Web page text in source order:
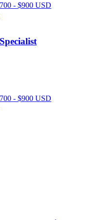
- $900 USD
- $900 USD